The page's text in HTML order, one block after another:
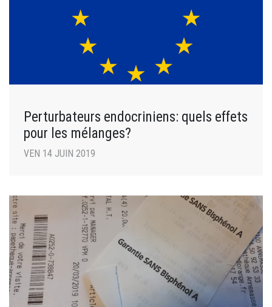
Perturbateurs endocriniens: quels effets
pour les mélanges?
VEN 14 JUIN 2019